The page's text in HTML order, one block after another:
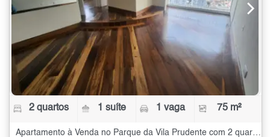
2 quartos 1 suíte 1 vaga 75 m²